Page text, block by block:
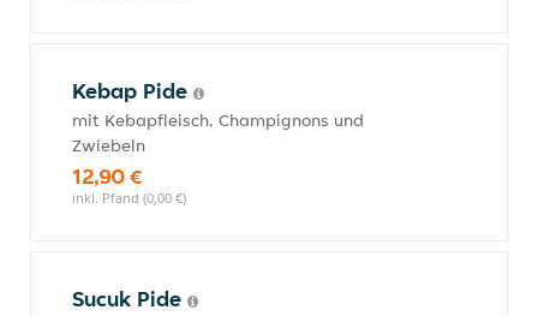
Kebap Pide
mit Kebapfleisch, Champignons und
Zwiebeln
12,90 €
inkl. Pfand (0,00 €)
Sucuk Pide